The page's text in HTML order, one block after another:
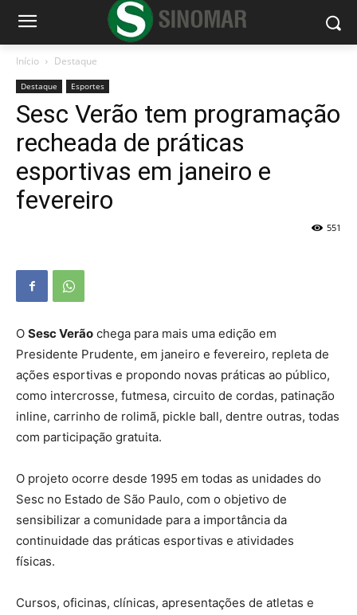
Início Destaque
Destaque Esportes
Sesc Verão tem programação
recheada de práticas
esportivas em janeiro e
fevereiro
551
O Sesc Verão chega para mais uma edição em
Presidente Prudente, em janeiro e fevereiro, repleta de
ações esportivas e propondo novas práticas ao público,
como intercrosse, futmesa, circuito de cordas, patinação
inline, carrinho de rolimã, pickle ball, dentre outras, todas
com participação gratuita.
O projeto ocorre desde 1995 em todas as unidades do
Sesc no Estado de São Paulo, com o objetivo de
sensibilizar a comunidade para a importância da
continuidade das práticas esportivas e atividades
físicas.
Cursos, oficinas, clínicas, apresentações de atletas e